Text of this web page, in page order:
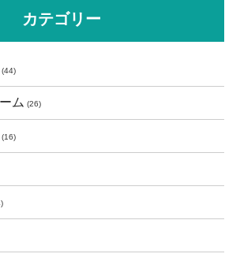
カテゴリー
(44)
ム (26)
(16)